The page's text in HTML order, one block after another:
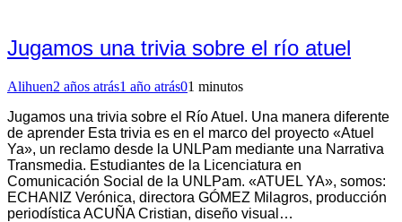
Jugamos una trivia sobre el río atuel
Alihuen2 años atrás1 año atrás01 minutos
Jugamos una trivia sobre el Río Atuel. Una manera diferente
de aprender Esta trivia es en el marco del proyecto «Atuel
Ya», un reclamo desde la UNLPam mediante una Narrativa
Transmedia. Estudiantes de la Licenciatura en
Comunicación Social de la UNLPam. «ATUEL YA», somos:
ECHANIZ Verónica, directora GÓMEZ Milagros, producción
periodística ACUÑA Cristian, diseño visual…